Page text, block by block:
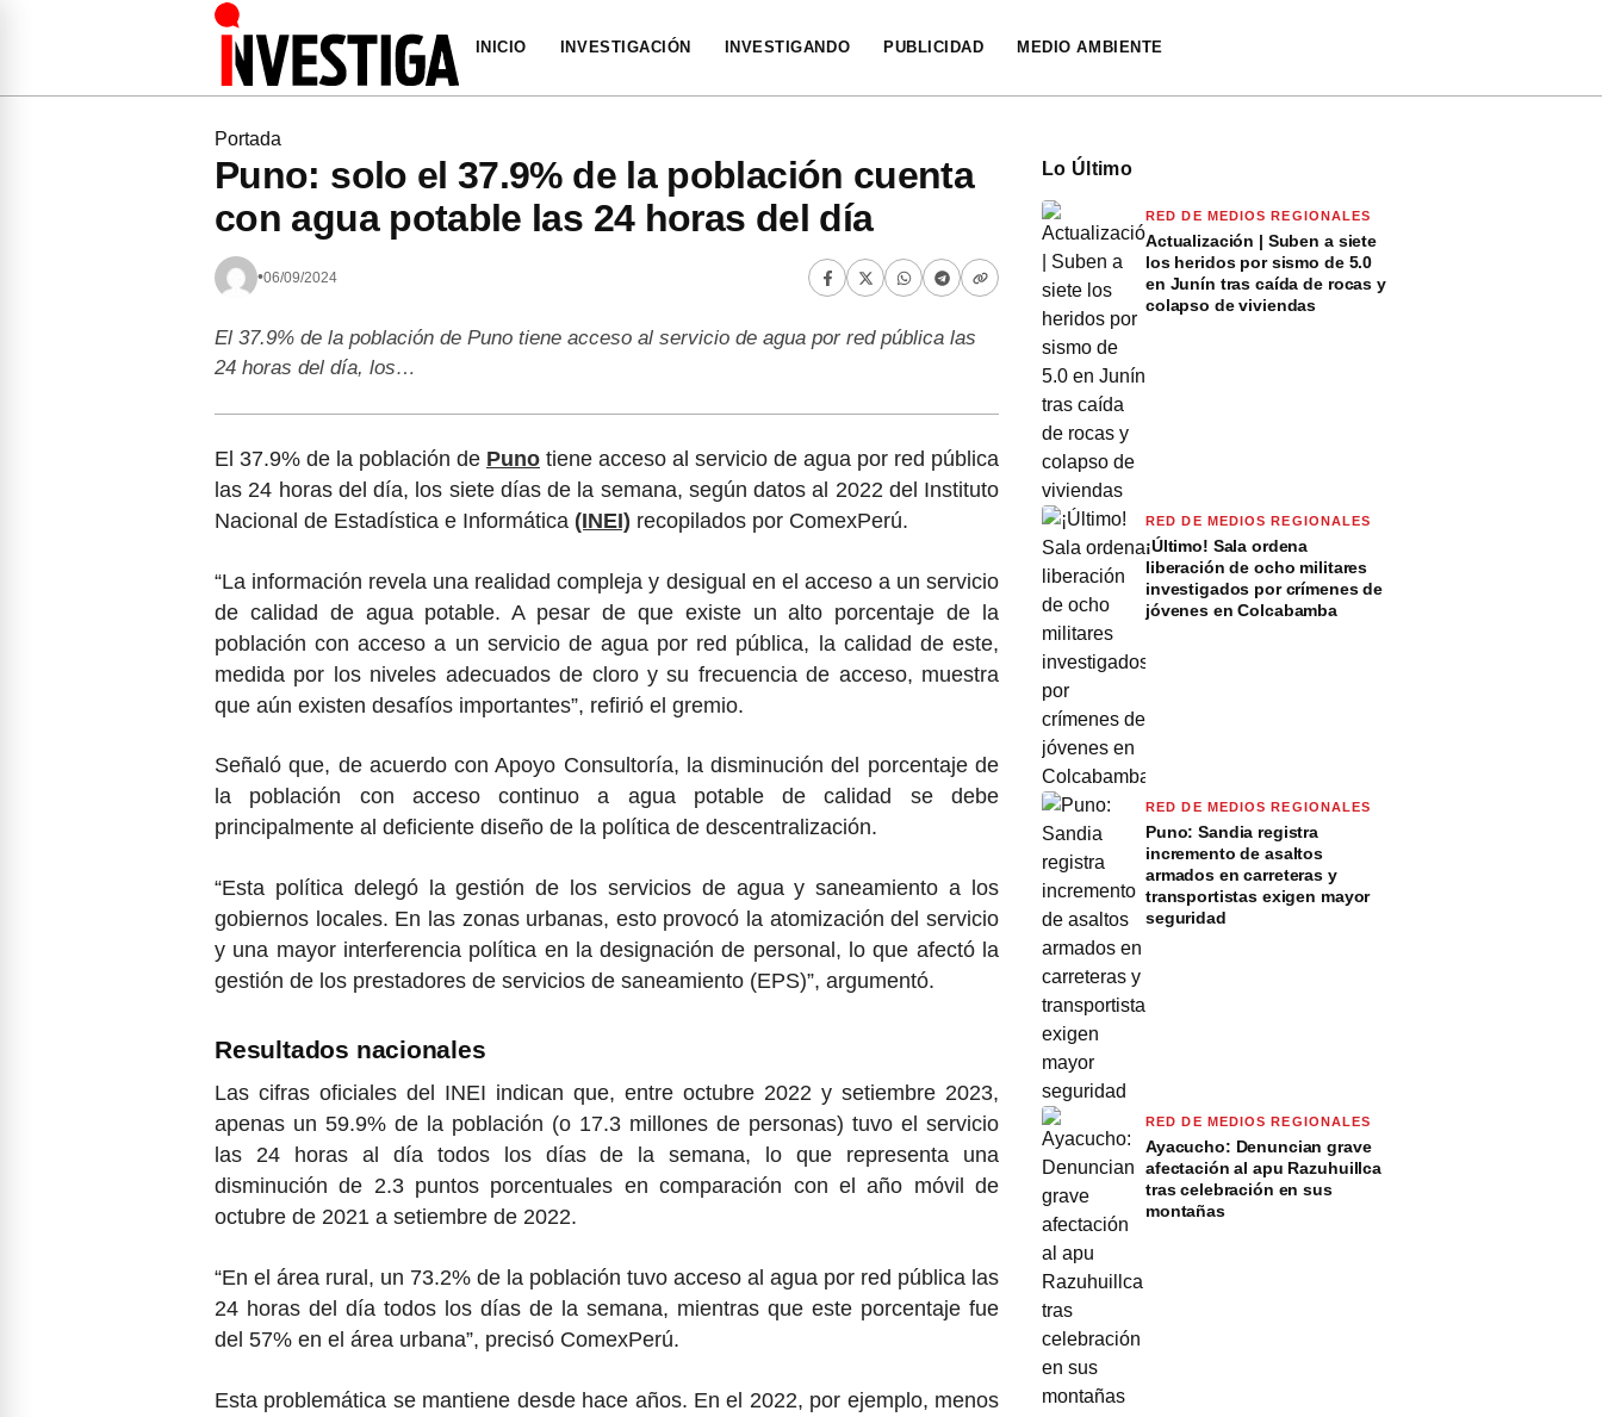
INICIO INVESTIGACIÓN INVESTIGANDO PUBLICIDAD MEDIO AMBIENTE
Portada
Puno: solo el 37.9% de la población cuenta
con agua potable las 24 horas del día
•06/09/2024
El 37.9% de la población de Puno tiene acceso al servicio de agua por red pública las
24 horas del día, los…
El 37.9% de la población de Puno tiene acceso al servicio de agua por red pública
las 24 horas del día, los siete días de la semana, según datos al 2022 del Instituto
Nacional de Estadística e Informática (INEI) recopilados por ComexPerú.
“La información revela una realidad compleja y desigual en el acceso a un servicio
de calidad de agua potable. A pesar de que existe un alto porcentaje de la
población con acceso a un servicio de agua por red pública, la calidad de este,
medida por los niveles adecuados de cloro y su frecuencia de acceso, muestra
que aún existen desafíos importantes”, refirió el gremio.
Señaló que, de acuerdo con Apoyo Consultoría, la disminución del porcentaje de
la población con acceso continuo a agua potable de calidad se debe
principalmente al deficiente diseño de la política de descentralización.
“Esta política delegó la gestión de los servicios de agua y saneamiento a los
gobiernos locales. En las zonas urbanas, esto provocó la atomización del servicio
y una mayor interferencia política en la designación de personal, lo que afectó la
gestión de los prestadores de servicios de saneamiento (EPS)”, argumentó.
Resultados nacionales
Las cifras oficiales del INEI indican que, entre octubre 2022 y setiembre 2023,
apenas un 59.9% de la población (o 17.3 millones de personas) tuvo el servicio
las 24 horas al día todos los días de la semana, lo que representa una
disminución de 2.3 puntos porcentuales en comparación con el año móvil de
octubre de 2021 a setiembre de 2022.
“En el área rural, un 73.2% de la población tuvo acceso al agua por red pública las
24 horas del día todos los días de la semana, mientras que este porcentaje fue
del 57% en el área urbana”, precisó ComexPerú.
Esta problemática se mantiene desde hace años. En el 2022, por ejemplo, menos
Lo Último
RED DE MEDIOS REGIONALES
Actualización | Suben a siete
los heridos por sismo de 5.0
en Junín tras caída de rocas y
colapso de viviendas
RED DE MEDIOS REGIONALES
¡Último! Sala ordena
liberación de ocho militares
investigados por crímenes de
jóvenes en Colcabamba
RED DE MEDIOS REGIONALES
Puno: Sandia registra
incremento de asaltos
armados en carreteras y
transportistas exigen mayor
seguridad
RED DE MEDIOS REGIONALES
Ayacucho: Denuncian grave
afectación al apu Razuhuillca
tras celebración en sus
montañas